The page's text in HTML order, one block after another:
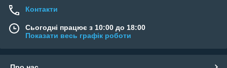
Контакти
Сьогодні працює з 10:00 до 18:00
Показати весь графік роботи